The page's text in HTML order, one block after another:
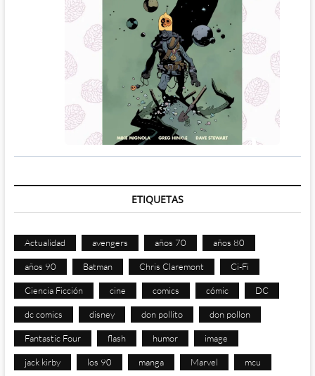
ETIQUETAS
Actualidad avengers años 70 años 80
años 90 Batman Chris Claremont Ci-Fi
Ciencia Ficción cine comics cómic DC
dc comics disney don pollito don pollon
Fantastic Four flash humor image
jack kirby los 90 manga Marvel mcu